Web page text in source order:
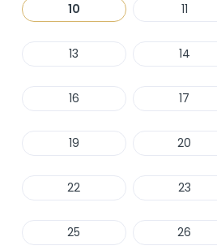
10
11
13 14
16 17
19 20
22 23
25 26